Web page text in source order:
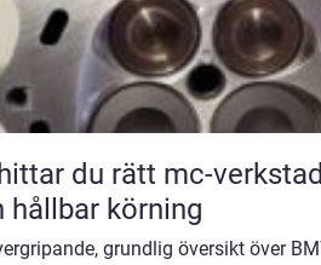
du rätt mc-
hållbar körning
grundlig översikt över